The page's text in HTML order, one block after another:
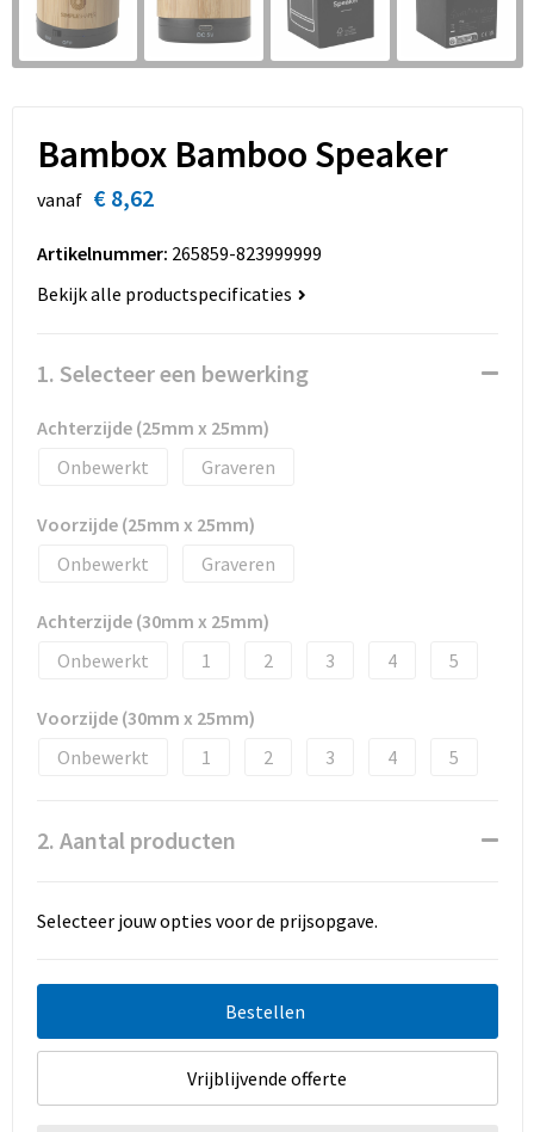
Sinterklaas
Sleutelhangers en Lanyards
Spellen voor binnen en buiten
Sport
Veiligheid, Auto en Fiets
Vrije tijd en Strand
Waterflesjes
Themapakketten
Overhemden
Strandtassen
Toilettassen
Accessoires voor tassen
Schoenentassen
Golftassen
Matrozentassen
Collegetassen
Draagtassen
Promotietassen
Fietstassen
Reistassen
Bambox Bamboo Speaker
vanaf € 8,62
Artikelnummer: 265859-823999999
Bekijk alle productspecificaties
1. Selecteer een bewerking
Achterzijde (25mm x 25mm)
Onbewerkt
Graveren
Voorzijde (25mm x 25mm)
Onbewerkt
Graveren
Achterzijde (30mm x 25mm)
Onbewerkt
1 2 3 4 5
Voorzijde (30mm x 25mm)
Onbewerkt
1 2 3 4 5
2. Aantal producten
Selecteer jouw opties voor de prijsopgave.
Bestellen
Vrijblijvende offerte